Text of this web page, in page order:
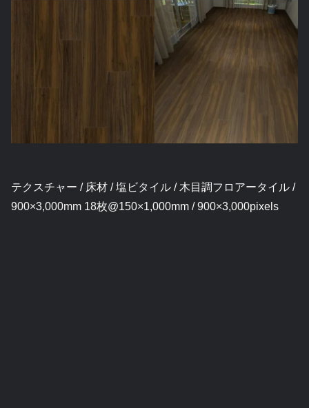
テクスチャー / 床材 / 塩ビタイル / 木目調フロアータイル /
900×3,000mm 18枚@150×1,000mm / 900×3,000pixels